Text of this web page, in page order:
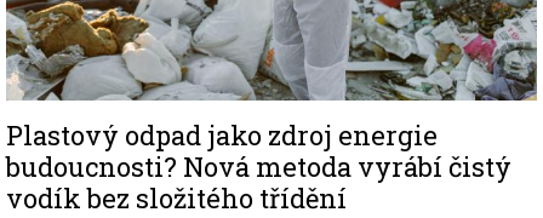
Plastový odpad jako zdroj energie
budoucnosti? Nová metoda vyrábí čistý
vodík bez složitého třídění